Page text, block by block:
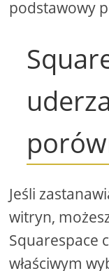
podstawowy
Jeśli
witryn,
Squarespace
właściwym